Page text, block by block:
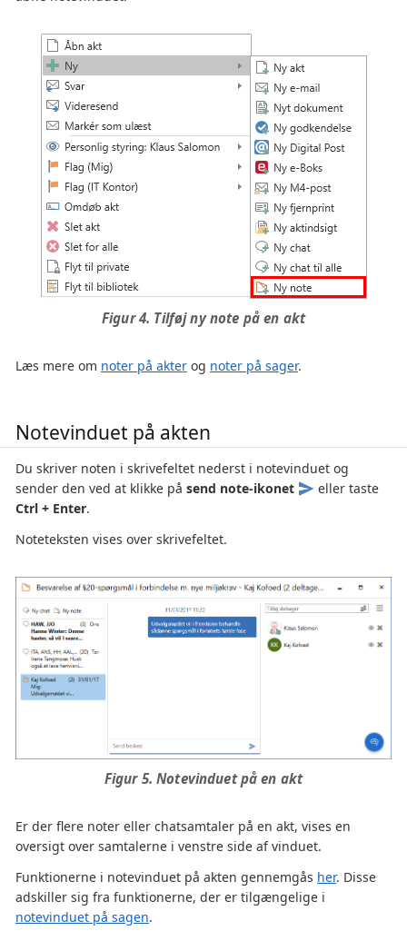
Figur 4. Tilføj ny note på en akt
Læs mere om noter på akter og noter på sager.
Notevinduet på akten
Du skriver noten i skrivefeltet nederst i notevinduet og
sender den ved at klikke på send note-ikonet
eller taste
Ctrl + Enter.
Noteteksten vises over skrivefeltet.
Figur 5. Notevinduet på en akt
Er der flere noter eller chatsamtaler på en akt, vises en
oversigt over samtalerne i venstre side af vinduet.
Funktionerne i notevinduet på akten gennemgås her. Disse
adskiller sig fra funktionerne, der er tilgængelige i
notevinduet på sagen.